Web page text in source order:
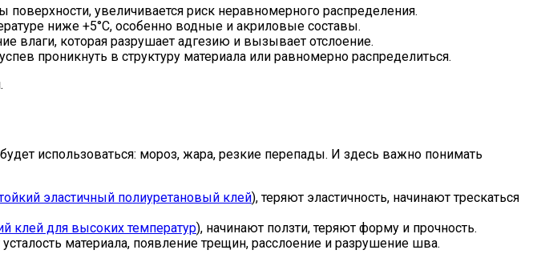
поверхности, увеличивается риск неравномерного распределения.
ниже +5°C, особенно водные и акриловые составы.
влаги, которая разрушает адгезию и вызывает отслоение.
проникнуть в структуру материала или равномерно распределиться.
использоваться: мороз, жара, резкие перепады. И здесь важно понимать
эластичный полиуретановый клей), теряют эластичность, начинают трескаться
клей для высоких температур), начинают ползти, теряют форму и прочность.
материала, появление трещин, расслоение и разрушение шва.